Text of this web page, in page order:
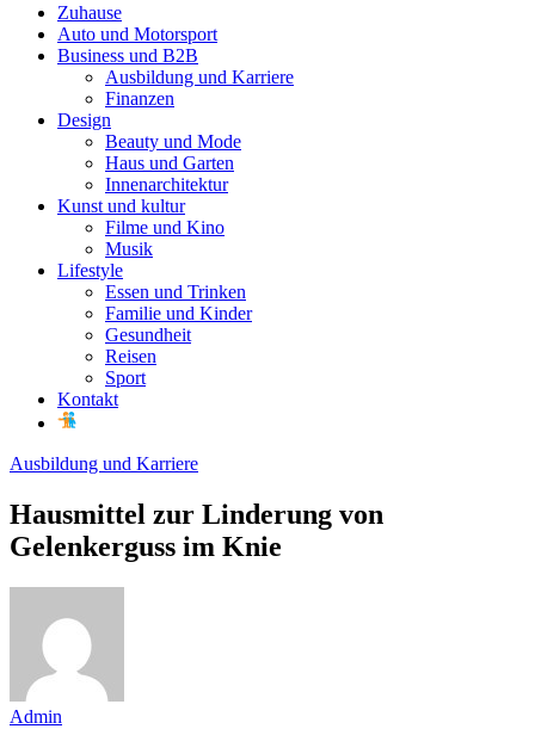
Zuhause
Auto und Motorsport
Business und B2B
Ausbildung und Karriere
Finanzen
Design
Beauty und Mode
Haus und Garten
Innenarchitektur
Kunst und kultur
Filme und Kino
Musik
Lifestyle
Essen und Trinken
Familie und Kinder
Gesundheit
Reisen
Sport
Kontakt
Ausbildung und Karriere
Hausmittel zur Linderung von
Gelenkerguss im Knie
Admin